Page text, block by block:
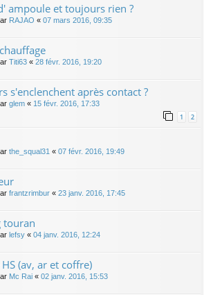
ampoule et toujours rien ?
RAJAO « 07 mars 2016, 09:35
Titi63 « 28 févr. 2016, 19:20
s'enclenchent après contact ?
glem « 15 févr. 2016, 17:33
1 2
the_squal31 « 07 févr. 2016, 19:49
frantzrimbur « 23 janv. 2016, 17:45
touran
lefsy « 04 janv. 2016, 12:24
(av, ar et coffre)
Mc Rai « 02 janv. 2016, 15:53